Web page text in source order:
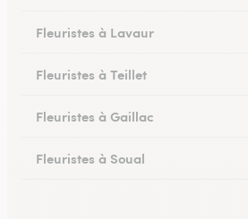
Fleuristes à Lavaur
Fleuristes à Teillet
Fleuristes à Gaillac
Fleuristes à Soual